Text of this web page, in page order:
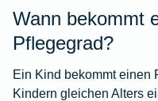
Wann bekommt
Pflegegrad?
Ein Kind bekommt einen
Kindern gleichen Alters